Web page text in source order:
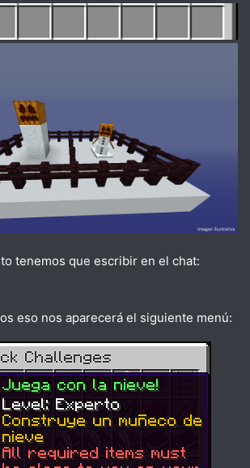
tenemos que escribir en el chat:
eso nos aparecerá el siguiente menú: